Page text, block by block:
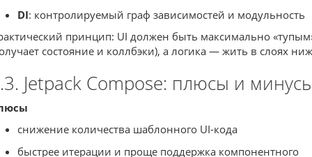
DI: контролируемый граф зависимостей и модульность
принцип: UI должен быть максимально
состояние и коллбэки), а логика — жить в слоях
Jetpack Compose: плюсы и
снижение количества шаблонного UI-кода
быстрее итерации и проще поддержка компонентного